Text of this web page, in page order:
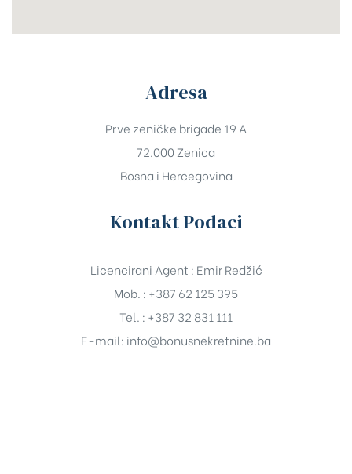
Adresa
Prve zeničke brigade 19 A
72.000 Zenica
Bosna i Hercegovina
Kontakt Podaci
Licencirani Agent : Emir Redžić
Mob. : +387 62 125 395
Tel. : +387 32 831 111
E-mail: info@bonusnekretnine.ba